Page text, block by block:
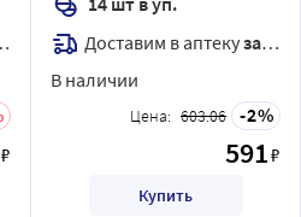
₽
Доставим в аптекузавтра
В наличии
Цена: 603.06 2
591₽
Купить